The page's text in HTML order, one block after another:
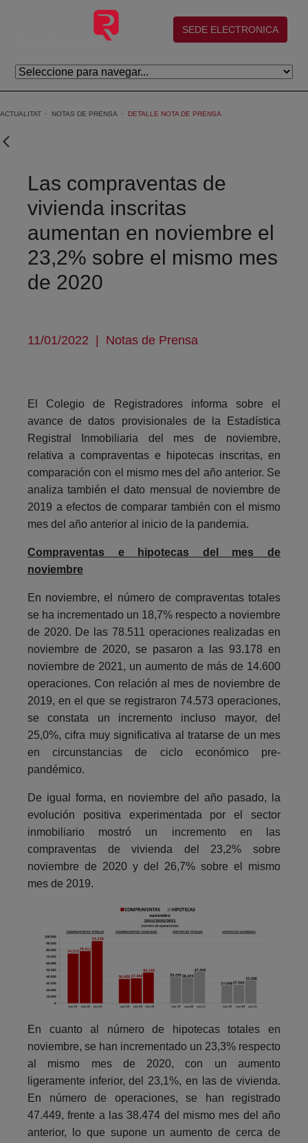
Salta al contingut principal
(abre en nueva ventana)
SEDE ELECTRONICA
ACTUALITAT NOTAS DE PRENSA DETALLE NOTA DE PRENSA
Las compraventas de
vivienda inscritas
aumentan en noviembre el
23,2% sobre el mismo mes
de 2020
11/01/2022 | Notas de Prensa
El Colegio de Registradores informa sobre el
avance de datos provisionales de la Estadística
Registral Inmobiliaria del mes de noviembre,
relativa a compraventas e hipotecas inscritas, en
comparación con el mismo mes del año anterior. Se
analiza también el dato mensual de noviembre de
2019 a efectos de comparar también con el mismo
mes del año anterior al inicio de la pandemia.
Compraventas e hipotecas del mes de
noviembre
En noviembre, el número de compraventas totales
se ha incrementado un 18,7% respecto a noviembre
de 2020. De las 78.511 operaciones realizadas en
noviembre de 2020, se pasaron a las 93.178 en
noviembre de 2021, un aumento de más de 14.600
operaciones. Con relación al mes de noviembre de
2019, en el que se registraron 74.573 operaciones,
se constata un incremento incluso mayor, del
25,0%, cifra muy significativa al tratarse de un mes
en circunstancias de ciclo económico pre-
pandémico.
De igual forma, en noviembre del año pasado, la
evolución positiva experimentada por el sector
inmobiliario mostró un incremento en las
compraventas de vivienda del 23,2% sobre
noviembre de 2020 y del 26,7% sobre el mismo
mes de 2019.
En cuanto al número de hipotecas totales en
noviembre, se han incrementado un 23,3% respecto
al mismo mes de 2020, con un aumento
ligeramente inferior, del 23,1%, en las de vivienda.
En número de operaciones, se han registrado
47.449, frente a las 38.474 del mismo mes del año
anterior, lo que supone un aumento de cerca de